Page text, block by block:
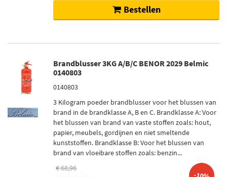
Bestellen
Brandblusser 3KG A/B/C BENOR 2029 Belmic
0140803
0140803
3 Kilogram poeder brandblusser voor het blussen van
brand in de brandklasse A, B en C. Brandklasse A: Voor
het blussen van brand van vaste stoffen zoals: hout,
papier, meubels, gordijnen en niet smeltende
kunststoffen. Brandklasse B: Voor het blussen van
brand van vloeibare stoffen zoals: benzin...
€ 68,96